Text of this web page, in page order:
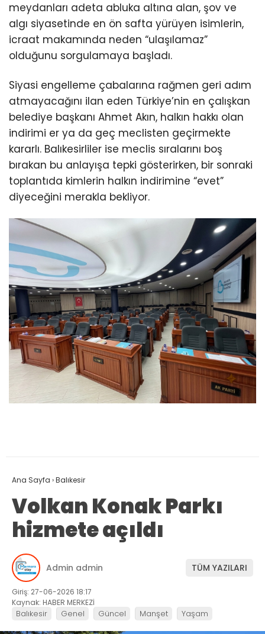
meydanları adeta abluka altına alan, şov ve
algı siyasetinde en ön safta yürüyen isimlerin,
icraat makamında neden “ulaşılamaz”
olduğunu sorgulamaya başladı.
Siyasi engelleme çabalarına rağmen geri adım
atmayacağını ilan eden Türkiye’nin en çalışkan
belediye başkanı Ahmet Akın, halkın hakkı olan
indirimi er ya da geç meclisten geçirmekte
kararlı. Balıkesirliler ise meclis sıralarını boş
bırakan bu anlayışa tepki gösterirken, bir sonraki
toplantıda kimlerin halkın indirimine “evet”
diyeceğini merakla bekliyor.
Ana Sayfa ›Balıkesir
Volkan Konak Parkı
hizmete açıldı
Admin admin TÜM YAZILARI
Giriş: 27-06-2026 18:17
Kaynak: HABER MERKEZİ
Balıkesir Genel Güncel Manşet Yaşam